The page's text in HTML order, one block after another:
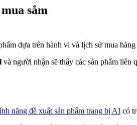
sắm
dựa trên hành vi và lịch sử mua hàng
và người nhận sẽ thấy các sản phẩm liên
năng đề xuất sản phẩm trang bị AI có